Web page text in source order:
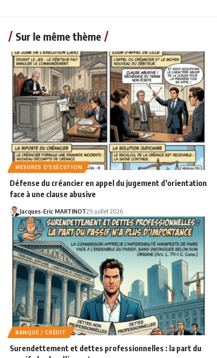
Sur le même thème
MESURES D'EXÉCUTION
Défense du créancier en appel du jugement d’orientation
face à une clause abusive
Jacques-Eric MARTINOT29 juillet 2026
BANQUE / CRÉDIT
Surendettement et dettes professionnelles : la part du